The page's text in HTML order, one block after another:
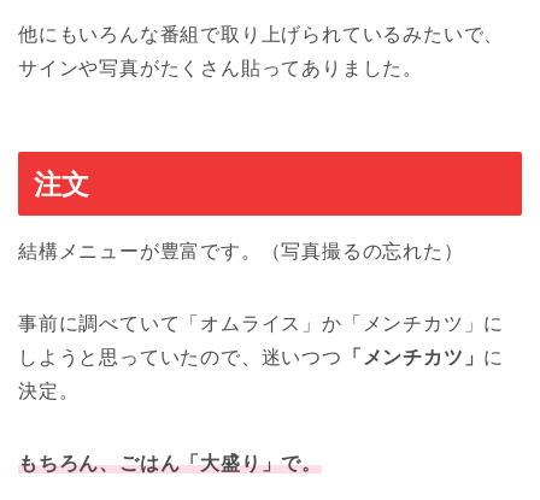
他にもいろんな番組で取り上げられているみたいで、
サインや写真がたくさん貼ってありました。
注文
結構メニューが豊富です。（写真撮るの忘れた）
事前に調べていて「オムライス」か「メンチカツ」に
しようと思っていたので、迷いつつ
「メンチカツ」 に
決定。
もちろん、ごはん「大盛り」で。